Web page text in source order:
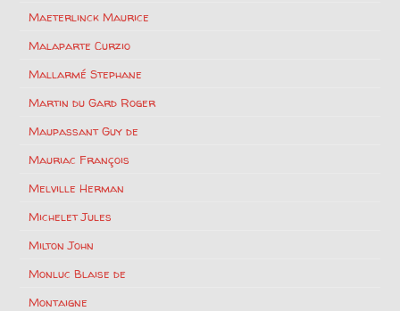
Maeterlinck Maurice
Malaparte Curzio
Mallarmé Stephane
Martin du Gard Roger
Maupassant Guy de
Mauriac François
Melville Herman
Michelet Jules
Milton John
Monluc Blaise de
Montaigne